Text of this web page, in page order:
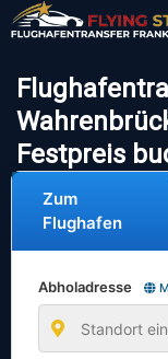
Festpreis
Zum
Flughafen
Abholadresse